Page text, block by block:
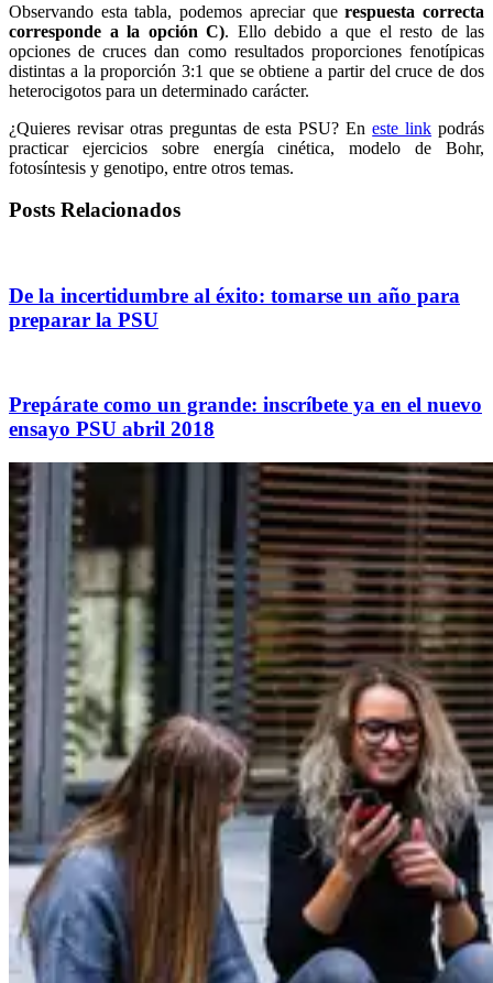
Observando esta tabla, podemos apreciar querespuesta correcta
corresponde a la opción C). Ello debido a que el resto de las
opciones de cruces dan como resultados proporciones fenotípicas
distintas a la proporción 3:1 que se obtiene a partir del cruce de dos
heterocigotos para un determinado carácter.
¿Quieres revisar otras preguntas de esta PSU? Eneste link podrás
practicar ejercicios sobre energía cinética, modelo de Bohr,
fotosíntesis y genotipo, entre otros temas.
Posts Relacionados
De la incertidumbre al éxito: tomarse un año para
preparar la PSU
Prepárate como un grande: inscríbete ya en el nuevo
ensayo PSU abril 2018